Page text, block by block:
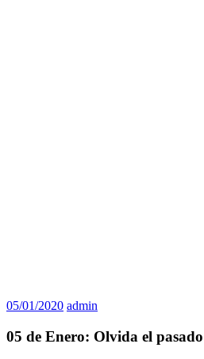
05/01/2020 admin
05 de Enero: Olvida el pasado